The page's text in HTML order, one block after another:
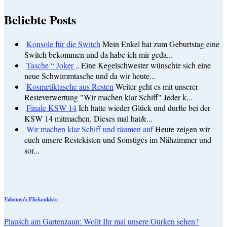
Beliebte Posts
Konsole für die Switch Mein Enkel hat zum Geburtstag eine
Switch bekommen und da habe ich mir geda...
Tasche “ Joker „ Eine Kegelschwester wünschte sich eine
neue Schwimmtasche und da wir heute...
Kosmetiktasche aus Resten Weiter geht es mit unserer
Resteverwertung "Wir machen klar Schiff" Jeder k...
Finale KSW 14Ich hatte wieder Glück und durfte bei der
KSW 14 mitmachen. Dieses mal hat&...
Wir machen klar Schiff und räumen aufHeute zeigen wir
euch unsere Restekisten und Sonstiges im Nähzimmer und
sor...
Valomea's Flickenkiste
Plausch am Gartenzaun: Wollt Ihr mal unsere Gurken sehen?